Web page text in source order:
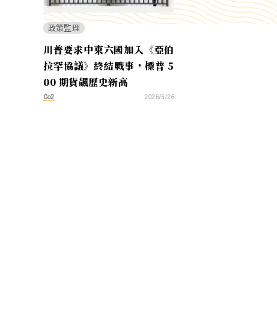
政策監理
川普要求中東六國加入《亞伯
拉罕協議》終結戰事，標普 5
00 期貨飆歷史新高
Co2 2026/5/26